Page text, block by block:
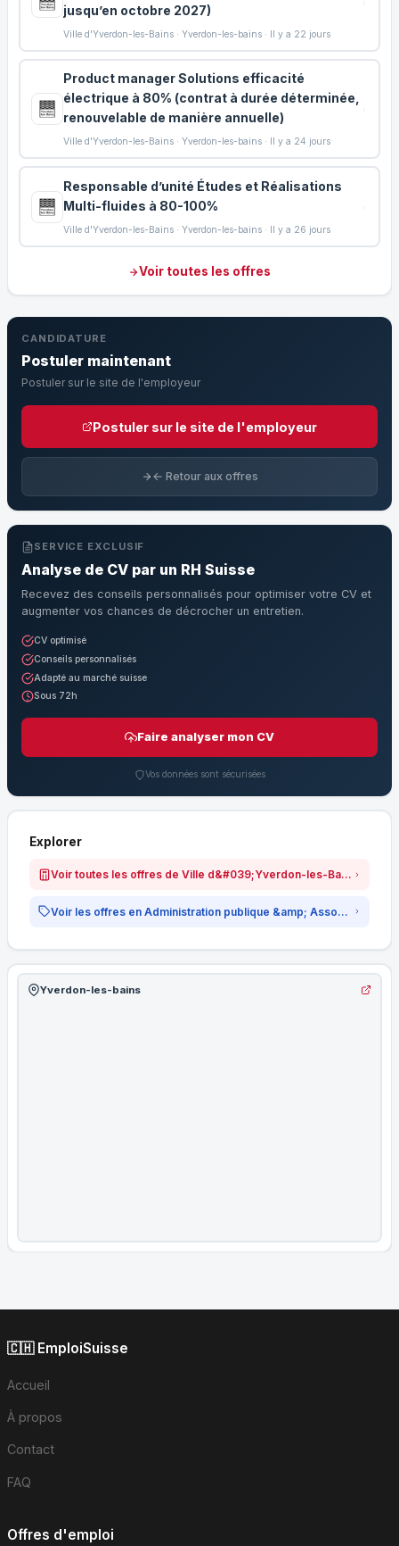
jusqu’en octobre 2027)
Ville d'Yverdon-les-Bains · Yverdon-les-bains · Il y a 22 jours
Product manager Solutions efficacité
électrique à 80% (contrat à durée déterminée,
renouvelable de manière annuelle)
Ville d'Yverdon-les-Bains · Yverdon-les-bains · Il y a 24 jours
Responsable d’unité Études et Réalisations
Multi-fluides à 80-100%
Ville d'Yverdon-les-Bains · Yverdon-les-bains · Il y a 26 jours
Voir toutes les offres
CANDIDATURE
Postuler maintenant
Postuler sur le site de l'employeur
Postuler sur le site de l'employeur
← Retour aux offres
SERVICE EXCLUSIF
Analyse de CV par un RH Suisse
Recevez des conseils personnalisés pour optimiser votre CV et
augmenter vos chances de décrocher un entretien.
CV optimisé
Conseils personnalisés
Adapté au marché suisse
Sous 72h
Faire analyser mon CV
Vos données sont sécurisées
Explorer
Voir toutes les offres de Ville d&#039;Yverdon-les-Bains
Voir les offres en Administration publique &amp; Associations
Yverdon-les-bains
🇨🇭 EmploiSuisse
Accueil
À propos
Contact
FAQ
Offres d'emploi